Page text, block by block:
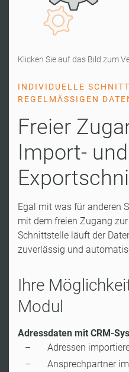
Klicken Sie auf das Bild zum
INDIVIDUELLE
REGELMÄSSIGEN
Freier
Import- und
Egal mit was für anderen
mit dem freien Zugang
Schnittstelle läuft der
zuverlässig und
Ihre
Modul
Adressdaten mit CRM-
Adressen
Ansprechpartner